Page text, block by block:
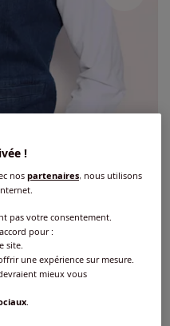
contrastée
!
nospartenaires, nous utilisons
pas votre consentement.
pour :
site.
une expérience sur mesure.
mieux vous